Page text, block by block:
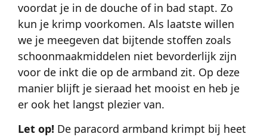
voordat je in de douche of in bad stapt. Zo
kun je krimp voorkomen. Als laatste willen
we je meegeven dat bijtende stoffen zoals
schoonmaakmiddelen niet bevorderlijk zijn
voor de inkt die op de armband zit. Op deze
manier blijft je sieraad het mooist en heb je
er ook het langst plezier van.
Let op! De paracord armband krimpt bij heet